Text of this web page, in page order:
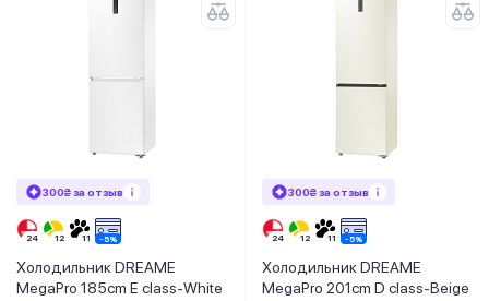
300₴ за отзыв
Холодильник DREAME
MegaPro 185cm E class-White
300₴ за отзыв
Холодильник DREAME
MegaPro 201cm D class-Beige